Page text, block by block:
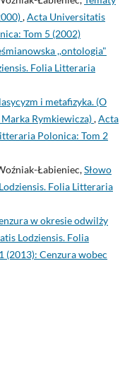
,Acta Universitatis
Tom 5 (2002)
,,ontologia"
Folia Litteraria
i metafizyka. (O
Rymkiewicza),Acta
Polonica: Tom 2
Łabieniec,Słowo
Folia Litteraria
w okresie odwilży
Lodziensis. Folia
(2013): Cenzura wobec